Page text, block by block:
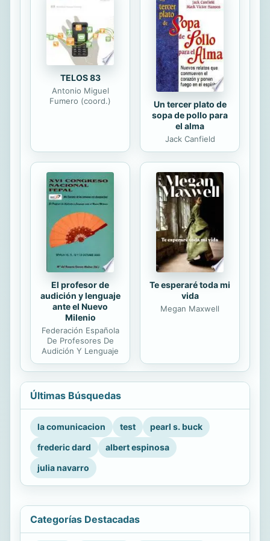
torturado y crucificado) no murió en
la cruz. En este libro se lleva a cabo
un pormenorizado análisis de los
estudios que se han realizado sobre
la Sábana Santa, tanto de...
TELOS 83
Antonio Miguel
Fumero (coord.)
Un tercer plato de
sopa de pollo para
el alma
Jack Canfield
El profesor de
audición y lenguaje
ante el Nuevo
Milenio
Federación Española
De Profesores De
Audición Y Lenguaje
Te esperaré toda mi
vida
Megan Maxwell
Últimas Búsquedas
la comunicacion test
pearl s. buck
frederic dard
albert espinosa
julia navarro
Categorías Destacadas